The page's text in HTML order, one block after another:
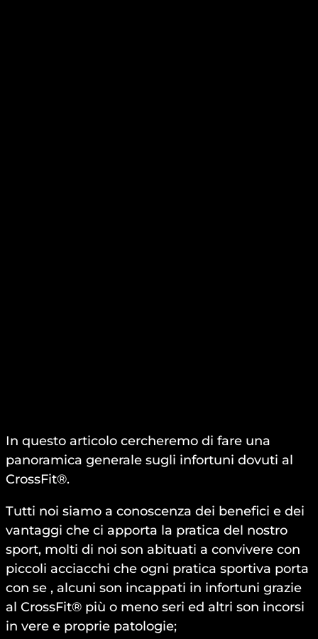
In questo articolo cercheremo di fare una
panoramica generale sugli infortuni dovuti al
CrossFit®.
Tutti noi siamo a conoscenza dei benefici e dei
vantaggi che ci apporta la pratica del nostro
sport, molti di noi son abituati a convivere con
piccoli acciacchi che ogni pratica sportiva porta
con se , alcuni son incappati in infortuni grazie
al CrossFit® più o meno seri ed altri son incorsi
in vere e proprie patologie;